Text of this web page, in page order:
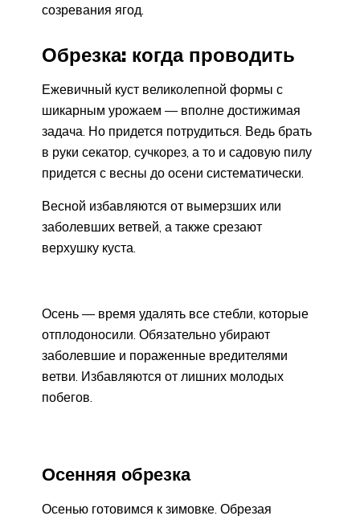
созревания ягод.
Обрезка: когда проводить
Ежевичный куст великолепной формы с
шикарным урожаем — вполне достижимая
задача. Но придется потрудиться. Ведь брать
в руки секатор, сучкорез, а то и садовую пилу
придется с весны до осени систематически.
Весной избавляются от вымерзших или
заболевших ветвей, а также срезают
верхушку куста.
Осень — время удалять все стебли, которые
отплодоносили. Обязательно убирают
заболевшие и пораженные вредителями
ветви. Избавляются от лишних молодых
побегов.
Осенняя обрезка
Осенью готовимся к зимовке. Обрезая